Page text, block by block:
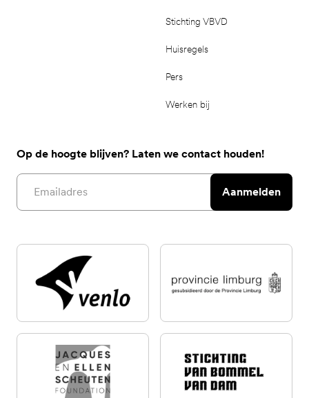
Stichting VBVD
Huisregels
Pers
Werken bij
Op de hoogte blijven? Laten we contact houden!
Email address
Aanmelden